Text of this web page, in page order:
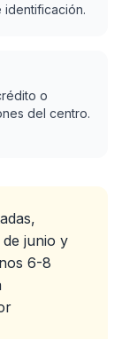
identificación.
o
del centro.
junio y
6-8